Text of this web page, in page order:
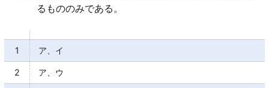
るもののみである。
1 ア、イ
2 ア、ウ